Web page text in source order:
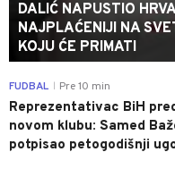
DALIĆ NAPUSTIO
NAJPLAĆENIJI NA
KOJU ĆE PRIMATI
FUDBAL Pre 10 min
Reprezentativac BiH
novom klubu: Samed
potpisao petogodišnji